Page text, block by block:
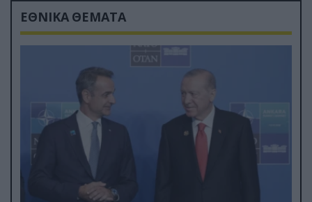
ΕΘΝΙΚΑ ΘΕΜΑΤΑ